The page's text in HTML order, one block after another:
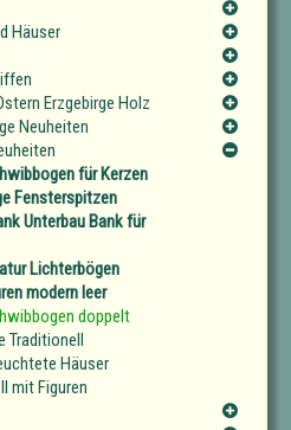
Häuser
Erzgebirge Holz
Neuheiten
für Kerzen
Fensterspitzen
Unterbau Bank für
Lichterbögen
modern leer
doppelt
Traditionell
Häuser
mit Figuren